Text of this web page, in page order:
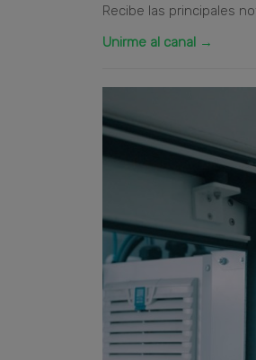
Recibe las principales
Unirme al canal →